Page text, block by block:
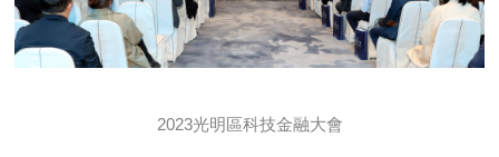
2023光明區科技金融大會